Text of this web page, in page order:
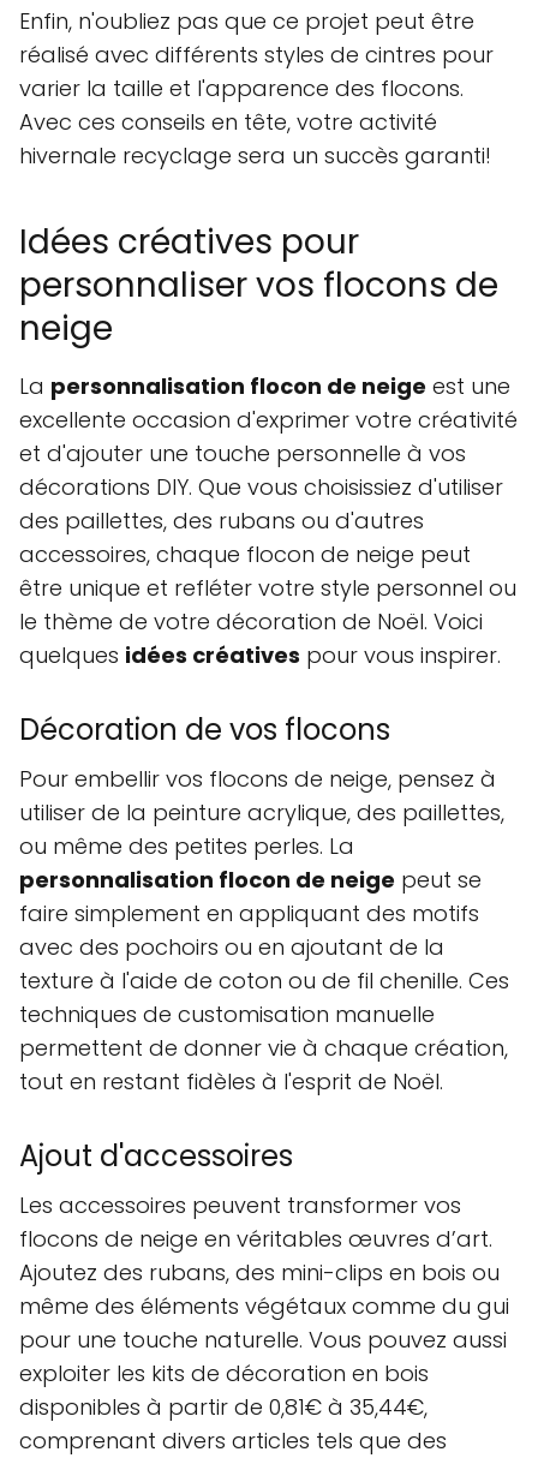
Enfin, n'oubliez pas que ce projet peut être
réalisé avec différents styles de cintres pour
varier la taille et l'apparence des flocons.
Avec ces conseils en tête, votre activité
hivernale recyclage sera un succès garanti!
Idées créatives pour
personnaliser vos flocons de
neige
La personnalisation flocon de neige est une
excellente occasion d'exprimer votre créativité
et d'ajouter une touche personnelle à vos
décorations DIY. Que vous choisissiez d'utiliser
des paillettes, des rubans ou d'autres
accessoires, chaque flocon de neige peut
être unique et refléter votre style personnel ou
le thème de votre décoration de Noël. Voici
quelques idées créatives pour vous inspirer.
Décoration de vos flocons
Pour embellir vos flocons de neige, pensez à
utiliser de la peinture acrylique, des paillettes,
ou même des petites perles. La
personnalisation flocon de neige peut se
faire simplement en appliquant des motifs
avec des pochoirs ou en ajoutant de la
texture à l'aide de coton ou de fil chenille. Ces
techniques de customisation manuelle
permettent de donner vie à chaque création,
tout en restant fidèles à l'esprit de Noël.
Ajout d'accessoires
Les accessoires peuvent transformer vos
flocons de neige en véritables œuvres d’art.
Ajoutez des rubans, des mini-clips en bois ou
même des éléments végétaux comme du gui
pour une touche naturelle. Vous pouvez aussi
exploiter les kits de décoration en bois
disponibles à partir de 0,81€ à 35,44€,
comprenant divers articles tels que des